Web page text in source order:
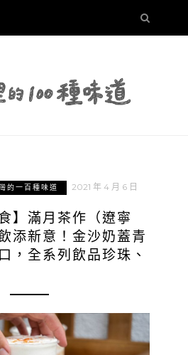
的一百種味道 2021 年 4 月 6 日
】滿月茶作（遼寧
添新意！金沙奶蓋青
，全系列飲品珍珠、